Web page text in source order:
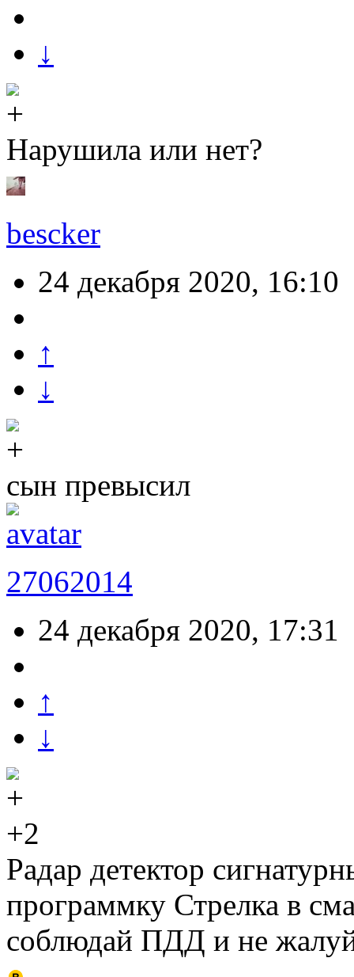
↓
Нарушила или нет?
bescker
24 декабря 2020, 16:10
↑
↓
сын превысил
27062014
24 декабря 2020, 17:31
↑
↓
+2
Радар детектор
программку Стрелка в
соблюдай ПДД и не